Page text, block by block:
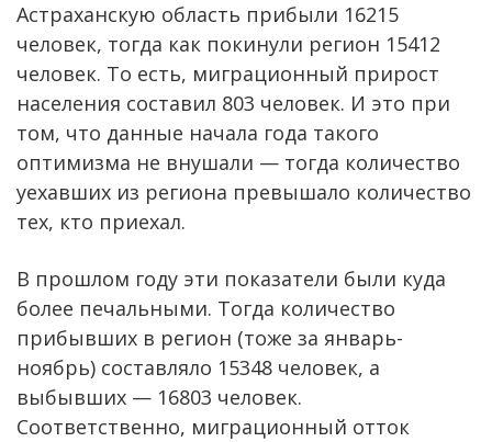
Астраханскую область прибыли 16215
человек, тогда как покинули регион 15412
человек. То есть, миграционный прирост
населения составил 803 человек. И это при
том, что данные начала года такого
оптимизма не внушали — тогда количество
уехавших из региона превышало количество
тех, кто приехал.
В прошлом году эти показатели были куда
более печальными. Тогда количество
прибывших в регион (тоже за январь-
ноябрь) составляло 15348 человек, а
выбывших — 16803 человек.
Соответственно, миграционный отток